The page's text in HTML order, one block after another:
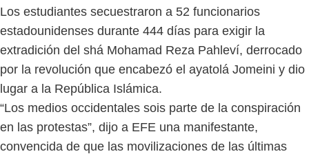
Los estudiantes secuestraron a 52 funcionarios
estadounidenses durante 444 días para exigir la
extradición del shá Mohamad Reza Pahleví, derrocado
por la revolución que encabezó el ayatolá Jomeini y dio
lugar a la República Islámica.
“Los medios occidentales sois parte de la conspiración
en las protestas”, dijo a EFE una manifestante,
convencida de que las movilizaciones de las últimas